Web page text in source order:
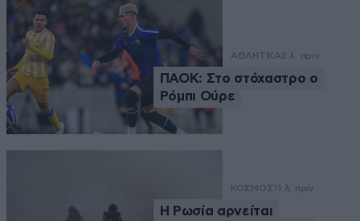
ΑΘΛΗΤΙΚΑ3 λ. πριν
ΠΑΟΚ: Στο στόχαστρο ο
Ρόμπι Ούρε
ΚΟΣΜΟΣ 11 λ. πριν
Η Ρωσία αρνείται